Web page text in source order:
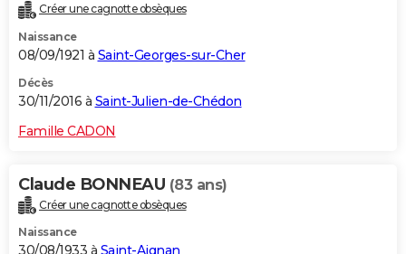
Créer une cagnotte obsèques
Naissance
08/09/1921 à Saint-Georges-sur-Cher
Décès
30/11/2016 à Saint-Julien-de-Chédon
Famille CADON
Claude BONNEAU (83 ans)
Créer une cagnotte obsèques
Naissance